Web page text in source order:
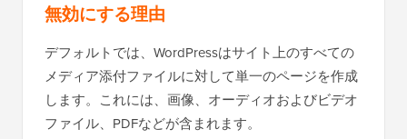
無効にする理由
デフォルトでは、WordPressはサイト上のすべての
メディア添付ファイルに対して単一のページを作成
します。これには、画像、オーディオおよびビデオ
ファイル、PDFなどが含まれます。